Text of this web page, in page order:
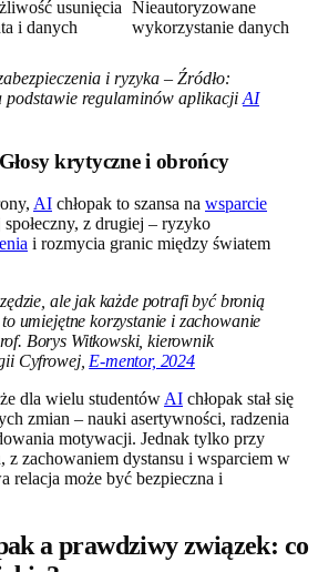
usunięcia
i danych
Nieautoryzowane
wykorzystanie danych
i ryzyka – Źródło:
podstawie regulaminów aplikacji AI
krytyczne i obrońcy
AI chłopak to szansa na wsparcie
z drugiej – ryzyko
i rozmycia granic między światem
ale jak każde potrafi być bronią
umiejętne korzystanie i zachowanie
Borys Witkowski, kierownik
Cyfrowej, E-mentor, 2024
dla wielu studentów AI chłopak stał się
zmian – nauki asertywności, radzenia
motywacji. Jednak tylko przy
z zachowaniem dystansu i wsparciem w
relacja może być bezpieczna i
a prawdziwy związek: co